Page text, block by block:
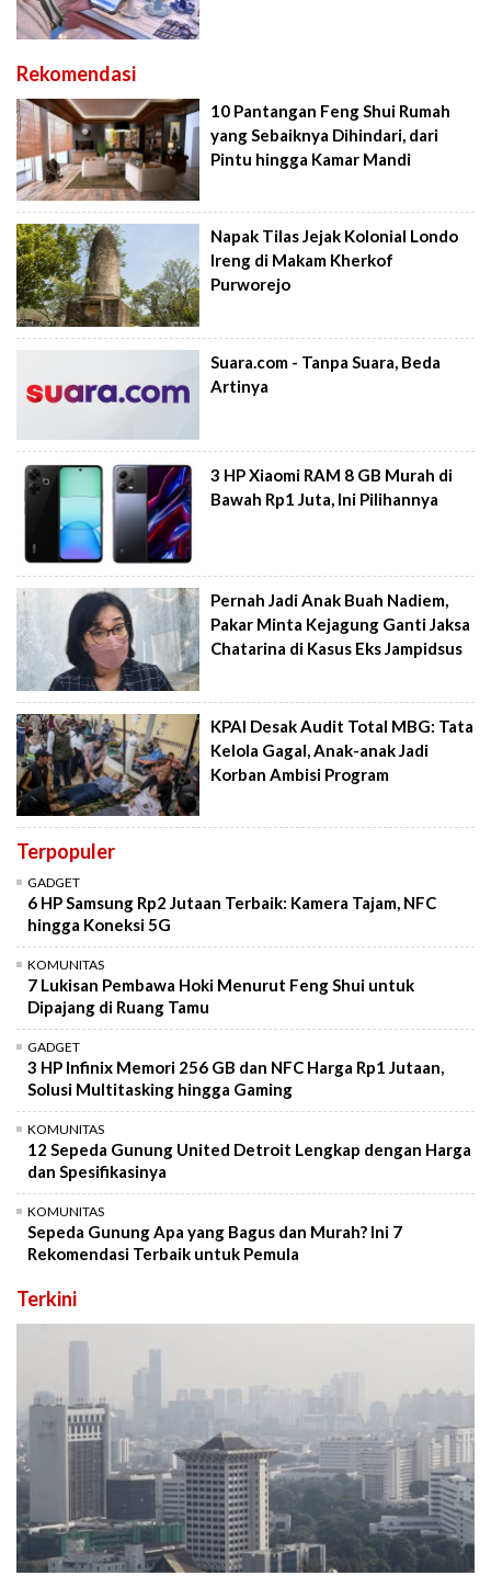
Rekomendasi
10 Pantangan Feng Shui Rumah
yang Sebaiknya Dihindari, dari
Pintu hingga Kamar Mandi
Napak Tilas Jejak Kolonial Londo
Ireng di Makam Kherkof
Purworejo
Suara.com - Tanpa Suara, Beda
Artinya
3 HP Xiaomi RAM 8 GB Murah di
Bawah Rp1 Juta, Ini Pilihannya
Pernah Jadi Anak Buah Nadiem,
Pakar Minta Kejagung Ganti Jaksa
Chatarina di Kasus Eks Jampidsus
KPAI Desak Audit Total MBG: Tata
Kelola Gagal, Anak-anak Jadi
Korban Ambisi Program
Terpopuler
GADGET
6 HP Samsung Rp2 Jutaan Terbaik: Kamera Tajam, NFC
hingga Koneksi 5G
KOMUNITAS
7 Lukisan Pembawa Hoki Menurut Feng Shui untuk
Dipajang di Ruang Tamu
GADGET
3 HP Infinix Memori 256 GB dan NFC Harga Rp1 Jutaan,
Solusi Multitasking hingga Gaming
KOMUNITAS
12 Sepeda Gunung United Detroit Lengkap dengan Harga
dan Spesifikasinya
KOMUNITAS
Sepeda Gunung Apa yang Bagus dan Murah? Ini 7
Rekomendasi Terbaik untuk Pemula
Terkini